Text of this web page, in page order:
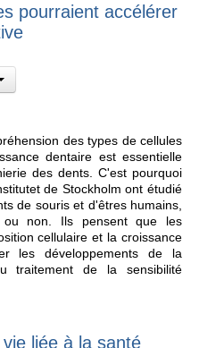
pourraient accélérer
des types de cellules
dentaire est essentielle
des dents. C'est pourquoi
de Stockholm ont étudié
de souris et d'êtres humains,
ou non. Ils pensent que les
cellulaire et la croissance
les développements de la
traitement de la sensibilité
liée à la santé